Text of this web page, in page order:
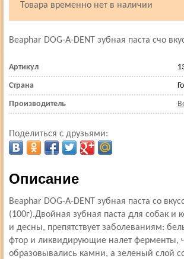
Товара временно нет в наличии
Beaphar DOG-A-DENT зубная паста счо
Артикул
Страна
Производитель
Поделиться с друзьями:
Описание
Beaphar DOG-A-DENT зубная паста со
(100г).Двойная зубная паста для собак и
и десны, препятствует заболеваниям:
фтор и ликвидирующие налет ферменты,
образовывались камни, а зеленый слой